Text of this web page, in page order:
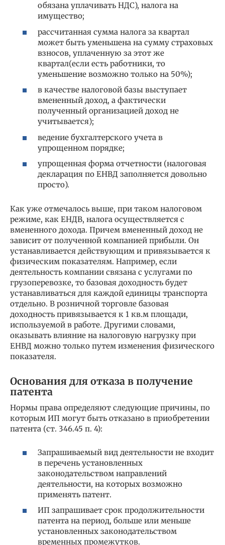
обязана уплачивать НДС), налога на
имущество;
рассчитанная сумма налога за квартал
может быть уменьшена на сумму страховых
взносов, уплаченную за этот же
квартал(если есть работники, то
уменьшение возможно только на 50%);
в качестве налоговой базы выступает
вмененный доход, а фактически
полученный организацией доход не
учитывается);
ведение бухгалтерского учета в
упрощенном порядке;
упрощенная форма отчетности (налоговая
декларация по ЕНВД заполняется довольно
просто).
Как уже отмечалось выше, при таком налоговом
режиме, как ЕНДВ, налога осуществляется с
вмененного дохода. Причем вмененный доход не
зависит от полученной компанией прибыли. Он
устанавливается действующим и привязывается к
физическим показателям. Например, если
деятельность компании связана с услугами по
грузоперевозке, то базовая доходность будет
устанавливаться для каждой единицы транспорта
отдельно. В розничной торговле базовая
доходность привязывается к 1 кв.м площади,
используемой в работе. Другими словами,
оказывать влияние на налоговую нагрузку при
ЕНВД можно только путем изменения физического
показателя.
Основания для отказа в получение
патента
Нормы права определяют следующие причины, по
которым ИП могут быть отказано в приобретении
патента (ст. 346.45 п. 4):
Запрашиваемый вид деятельности не входит
в перечень установленных
законодательством направлений
деятельности, на которых возможно
применять патент.
ИП запрашивает срок продолжительности
патента на период, больше или меньше
установленных законодательством
временных промежутков.